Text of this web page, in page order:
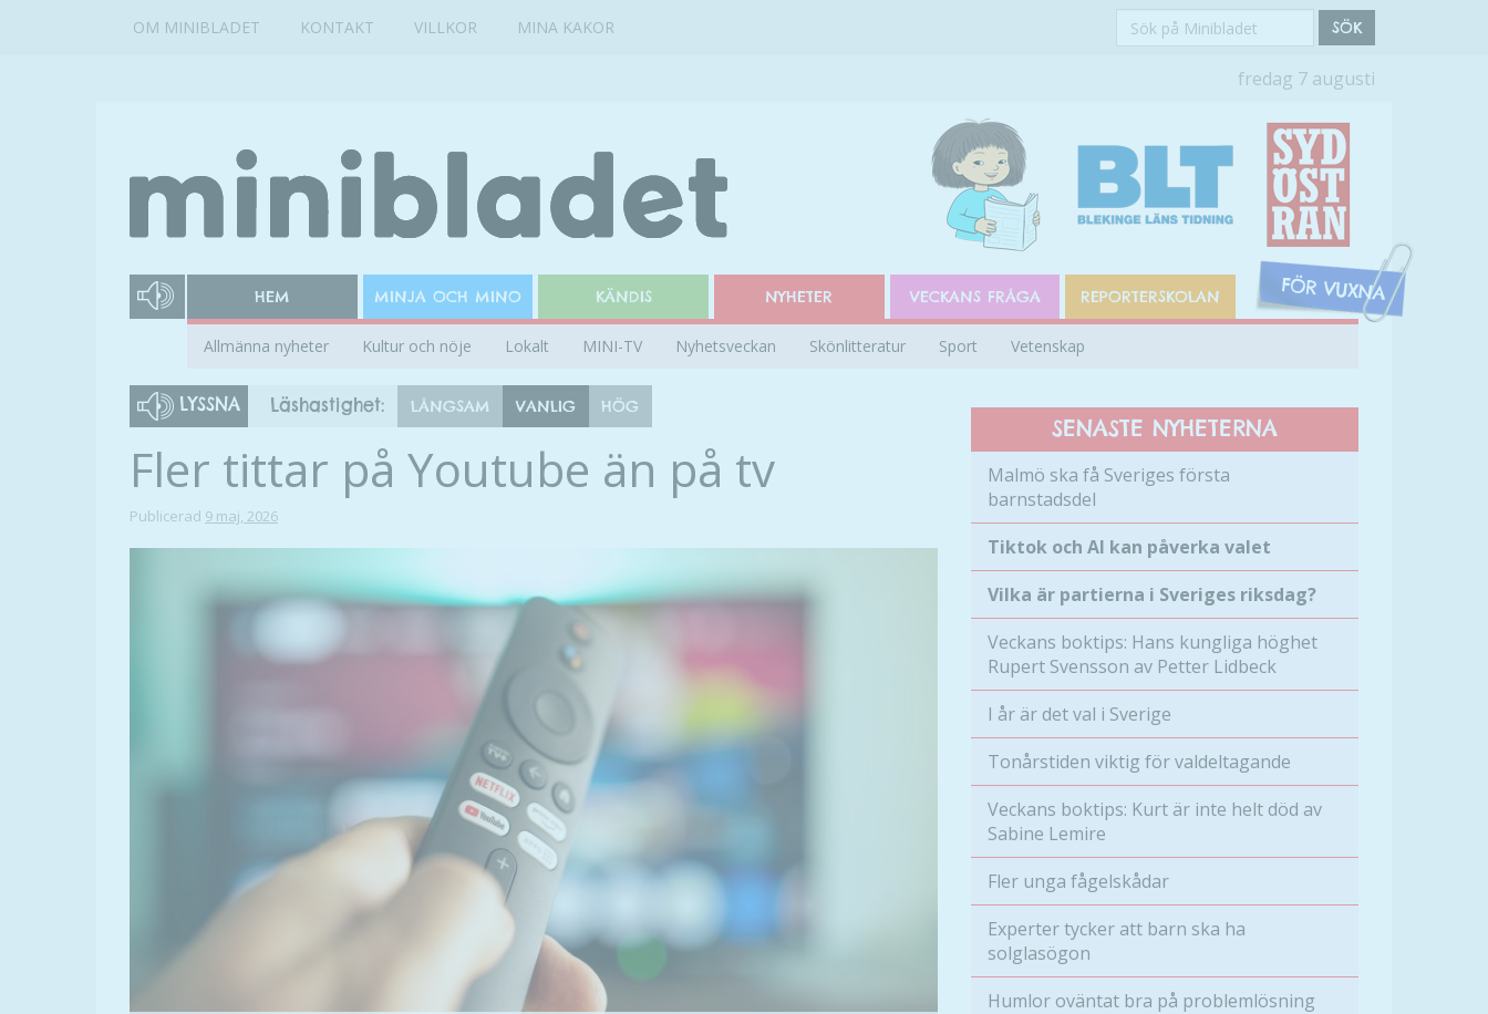
OM MINIBLADET KONTAKT VILLKOR MINA KAKOR
Sök
SÖK
fredag 7 augusti
HEM MINJA OCH MINO KÄNDIS NYHETER VECKANS FRÅGA REPORTERSKOLAN
Allmänna nyheter Kultur och nöje Lokalt MINI-TV Nyhetsveckan Skönlitteratur Sport Vetenskap
LYSSNA Läshastighet: LÅNGSAM VANLIG HÖG
Fler tittar på Youtube än på tv
Publicerad 9 maj, 2026
SENASTE NYHETERNA
Malmö ska få Sveriges första
barnstadsdel
Tiktok och AI kan påverka valet
Vilka är partierna i Sveriges riksdag?
Veckans boktips: Hans kungliga höghet
Rupert Svensson av Petter Lidbeck
I år är det val i Sverige
Tonårstiden viktig för valdeltagande
Veckans boktips: Kurt är inte helt död av
Sabine Lemire
Fler unga fågelskådar
Experter tycker att barn ska ha
solglasögon
Humlor oväntat bra på problemlösning